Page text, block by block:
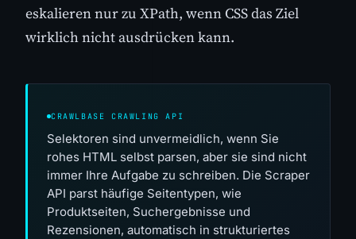
eskalieren nur zu XPath, wenn CSS das Ziel
wirklich nicht ausdrücken kann.
CRAWLBASE CRAWLING API
Selektoren sind unvermeidlich, wenn Sie
rohes HTML selbst parsen, aber sie sind nicht
immer Ihre Aufgabe zu schreiben. Die Scraper
API parst häufige Seitentypen, wie
Produktseiten, Suchergebnisse und
Rezensionen, automatisch in strukturiertes